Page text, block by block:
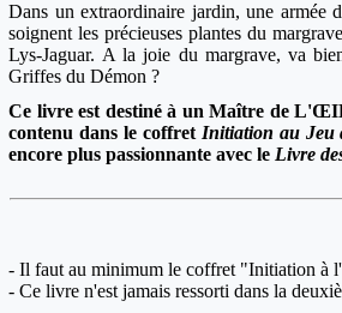
Dans un extraordinaire jardin, une
soignent les précieuses plantes du
Lys-Jaguar. A la joie du margrave, va
Griffes du Démon ?
Ce livre est destiné à un Maître de
contenu dans le coffret Initiation au Jeu
encore plus passionnante avec le Livre
- Il faut au minimum le coffret "Initiation à
- Ce livre n'est jamais ressorti dans la